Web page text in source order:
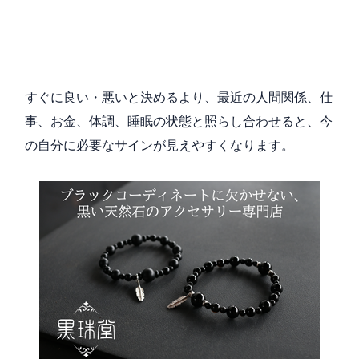
すぐに良い・悪いと決めるより、最近の人間関係、仕
事、お金、体調、睡眠の状態と照らし合わせると、今
の自分に必要なサインが見えやすくなります。